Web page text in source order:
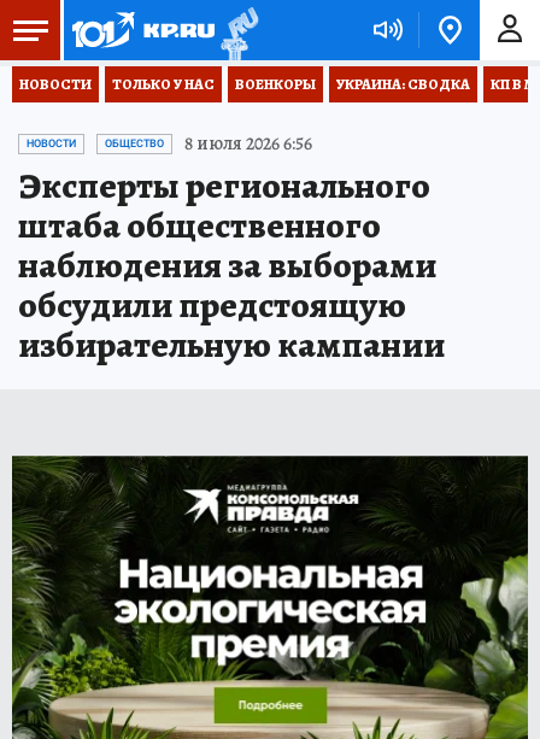
НОВОСТИ ТОЛЬКО У НАС ВОЕНКОРЫ УКРАИНА: СВОДКА КП В
НОВОСТИ ОБЩЕСТВО 8 июля 2026 6:56
Эксперты регионального
штаба общественного
наблюдения за выборами
обсудили предстоящую
избирательную кампании